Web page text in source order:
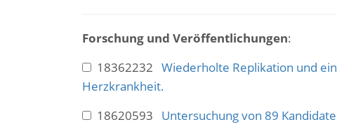
Forschung und Veröffentlichungen:
18362232 Wiederholte Replikation und
Herzkrankheit.
18620593 Untersuchung von 89